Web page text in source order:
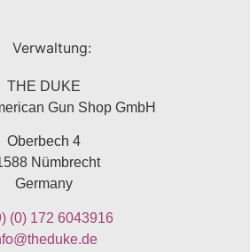
Verwaltung:
THE DUKE
Gun Shop GmbH
Oberbech 4
Nümbrecht
Germany
(0) 172 6043916